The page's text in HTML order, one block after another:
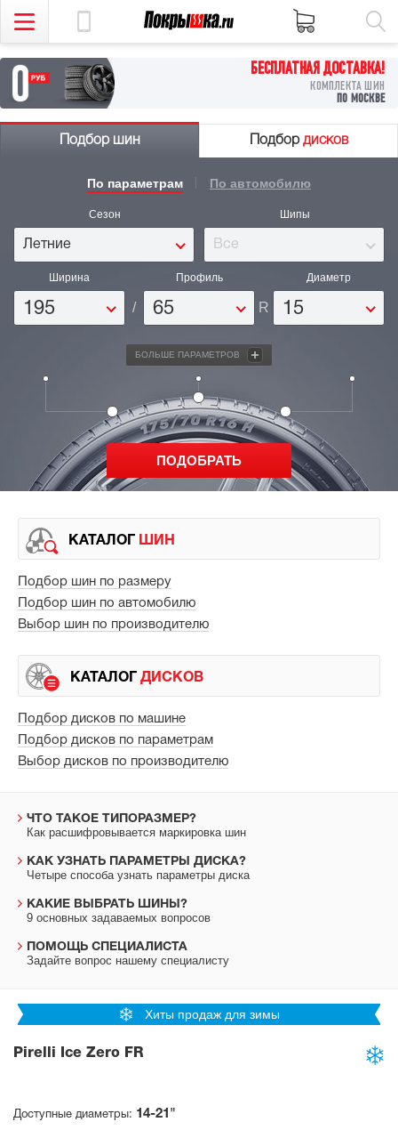
КАТАЛОГ ШИН
Подбор шин по размеру
Подбор шин по автомобилю
Выбор шин по производителю
КАТАЛОГ ДИСКОВ
Подбор дисков по машине
Подбор дисков по параметрам
Выбор дисков по производителю
ЧТО ТАКОЕ ТИПОРАЗМЕР?
Как расшифровывается маркировка шин
КАК УЗНАТЬ ПАРАМЕТРЫ ДИСКА?
Четыре способа узнать параметры диска
КАКИЕ ВЫБРАТЬ ШИНЫ?
9 основных задаваемых вопросов
ПОМОЩЬ СПЕЦИАЛИСТА
Задайте вопрос нашему специалисту
БЕСПЛАТНАЯ ДОСТАВКА!
КОМПЛЕКТА ШИН
ПО МОСКВЕ
Подбор шин Подбор дисков
По параметрам По автомобилю
Сезон
Летние
Шипы
Все
Ширина
195 /
Профиль
65 R
Диаметр
15
БОЛЬШЕ ПАРАМЕТРОВ
Хиты продаж для зимы
Pirelli Ice Zero FR
Доступные диаметры: 14-21"